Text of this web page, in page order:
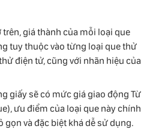
giá thành của mỗi loại que
tuy thuộc vào từng loại que thử
điện tử, cũng với nhãn hiệu của
giấy sẽ có mức giá giao động Từ
ưu điểm của loại que này chính
gọn và đặc biệt khá dễ sử dụng.